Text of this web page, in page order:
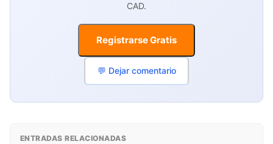
CAD.
Registrarse Gratis
💬 Dejar comentario
ENTRADAS RELACIONADAS